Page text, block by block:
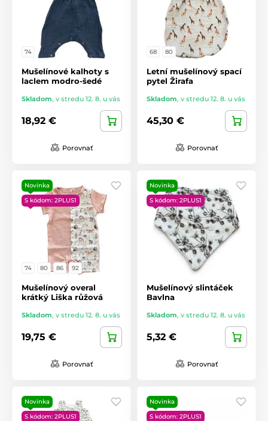
74
Mušelínové kalhoty s
laclem modro-šedé
Skladom, v stredu 12. 8. u vás
18,92 €
Porovnať
68 80
Letní mušelínový spací
pytel Žirafa
Skladom, v stredu 12. 8. u vás
45,30 €
Porovnať
Novinka
S kódom: 2PLUS1
74 80 86 92
Mušelínový overal
krátký Liška růžová
Skladom, v stredu 12. 8. u vás
19,75 €
Porovnať
Novinka
S kódom: 2PLUS1
Mušelínový slintáček
Bavlna
Skladom, v stredu 12. 8. u vás
5,32 €
Porovnať
Novinka
S kódom: 2PLUS1
Novinka
S kódom: 2PLUS1